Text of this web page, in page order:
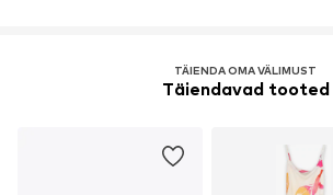
TÄIENDA OMA VÄLIMUST
Täiendavad tooted